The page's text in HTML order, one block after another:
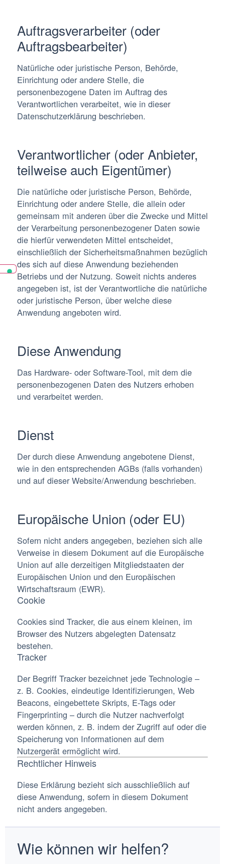
Auftragsverarbeiter (oder
Auftragsbearbeiter)
Natürliche oder juristische Person, Behörde,
Einrichtung oder andere Stelle, die
personenbezogene Daten im Auftrag des
Verantwortlichen verarbeitet, wie in dieser
Datenschutzerklärung beschrieben.
Verantwortlicher (oder Anbieter,
teilweise auch Eigentümer)
Die natürliche oder juristische Person, Behörde,
Einrichtung oder andere Stelle, die allein oder
gemeinsam mit anderen über die Zwecke und Mittel
der Verarbeitung personenbezogener Daten sowie
die hierfür verwendeten Mittel entscheidet,
einschließlich der Sicherheitsmaßnahmen bezüglich
des sich auf diese Anwendung beziehenden
Betriebs und der Nutzung. Soweit nichts anderes
angegeben ist, ist der Verantwortliche die natürliche
oder juristische Person, über welche diese
Anwendung angeboten wird.
Diese Anwendung
Das Hardware- oder Software-Tool, mit dem die
personenbezogenen Daten des Nutzers erhoben
und verarbeitet werden.
Dienst
Der durch diese Anwendung angebotene Dienst,
wie in den entsprechenden AGBs (falls vorhanden)
und auf dieser Website/Anwendung beschrieben.
Europäische Union (oder EU)
Sofern nicht anders angegeben, beziehen sich alle
Verweise in diesem Dokument auf die Europäische
Union auf alle derzeitigen Mitgliedstaaten der
Europäischen Union und den Europäischen
Wirtschaftsraum (EWR).
Cookie
Cookies sind Tracker, die aus einem kleinen, im
Browser des Nutzers abgelegten Datensatz
bestehen.
Tracker
Der Begriff Tracker bezeichnet jede Technologie –
z. B. Cookies, eindeutige Identifizierungen, Web
Beacons, eingebettete Skripts, E-Tags oder
Fingerprinting – durch die Nutzer nachverfolgt
werden können, z. B. indem der Zugriff auf oder die
Speicherung von Informationen auf dem
Nutzergerät ermöglicht wird.
Rechtlicher Hinweis
Diese Erklärung bezieht sich ausschließlich auf
diese Anwendung, sofern in diesem Dokument
nicht anders angegeben.
Wie können wir helfen?